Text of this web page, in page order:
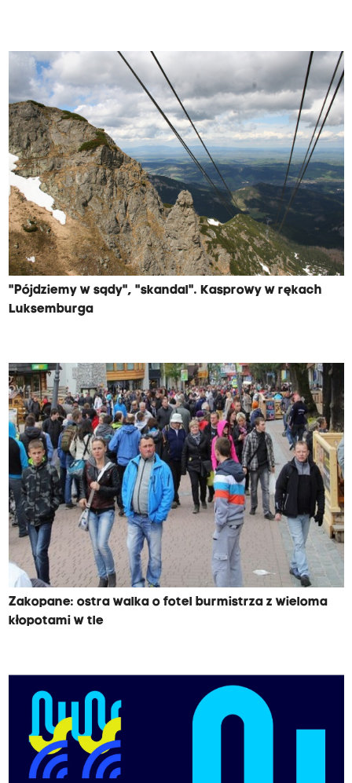
"Pójdziemy w sądy", "skandal". Kasprowy w rękach
Luksemburga
Zakopane: ostra walka o fotel burmistrza z wieloma
kłopotami w tle